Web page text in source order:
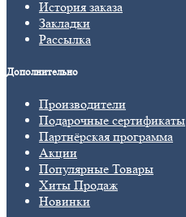
История заказа
Закладки
Рассылка
Дополнительно
Производители
Подарочные сертификаты
Партнёрская программа
Акции
Популярные Товары
Хиты Продаж
Новинки